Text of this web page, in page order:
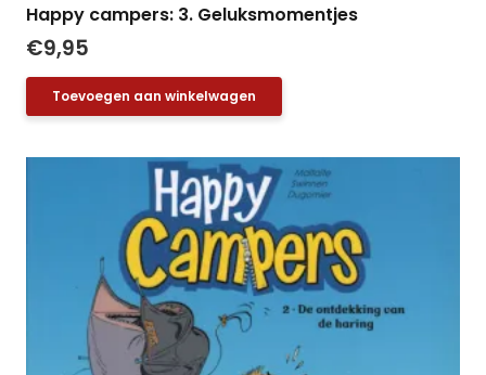
Happy campers: 3. Geluksmomentjes
€9,95
Toevoegen aan winkelwagen